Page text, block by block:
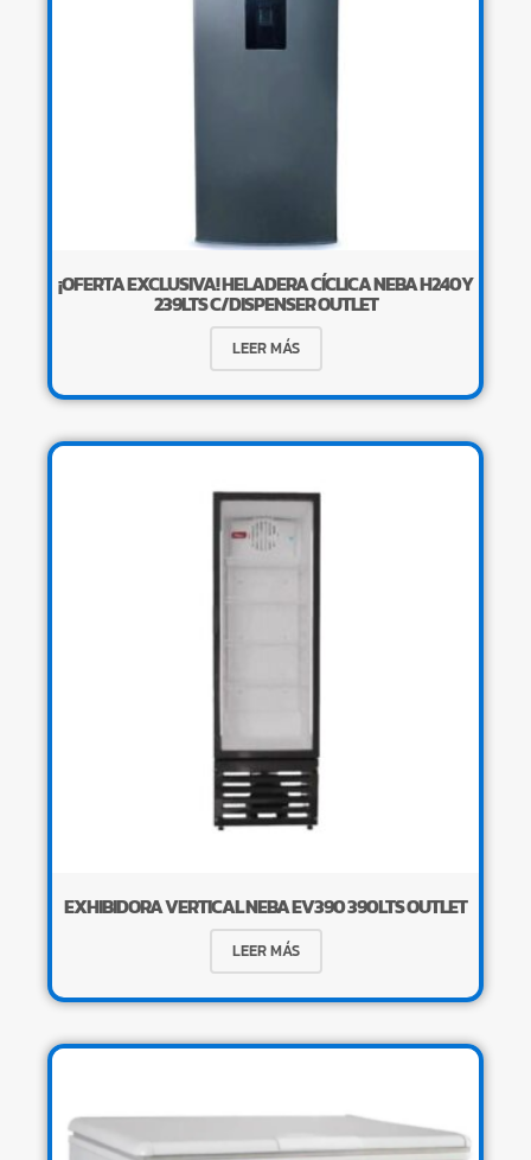
¡OFERTA EXCLUSIVA! HELADERA CÍCLICA NEBA H240Y
239LTS C/DISPENSER OUTLET
LEER MÁS
EXHIBIDORA VERTICAL NEBA EV390 390LTS OUTLET
LEER MÁS